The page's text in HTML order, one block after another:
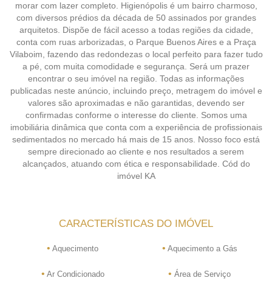
morar com lazer completo. Higienópolis é um bairro charmoso,
com diversos prédios da década de 50 assinados por grandes
arquitetos. Dispõe de fácil acesso a todas regiões da cidade,
conta com ruas arborizadas, o Parque Buenos Aires e a Praça
Vilaboim, fazendo das redondezas o local perfeito para fazer tudo
a pé, com muita comodidade e segurança. Será um prazer
encontrar o seu imóvel na região. Todas as informações
publicadas neste anúncio, incluindo preço, metragem do imóvel e
valores são aproximadas e não garantidas, devendo ser
confirmadas conforme o interesse do cliente. Somos uma
imobiliária dinâmica que conta com a experiência de profissionais
sedimentados no mercado há mais de 15 anos. Nosso foco está
sempre direcionado ao cliente e nos resultados a serem
alcançados, atuando com ética e responsabilidade. Cód do
imóvel KA
CARACTERÍSTICAS DO IMÓVEL
• Aquecimento • Aquecimento a Gás
• Ar Condicionado • Área de Serviço